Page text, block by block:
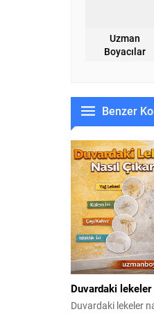
Uzman
Boyacılar
Benzer
Duvardaki lekeler
Duvardaki lekeler